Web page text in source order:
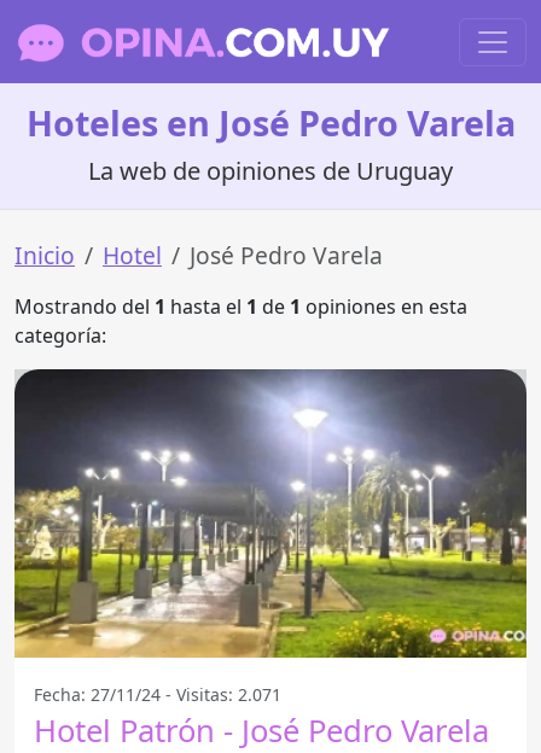
Hoteles en José Pedro Varela
La web de opiniones de Uruguay
Inicio Hotel José Pedro Varela
Mostrando del 1 hasta el 1 de 1 opiniones en esta
categoría:
Fecha: 27/11/24 - Visitas: 2.071
Hotel Patrón - José Pedro Varela